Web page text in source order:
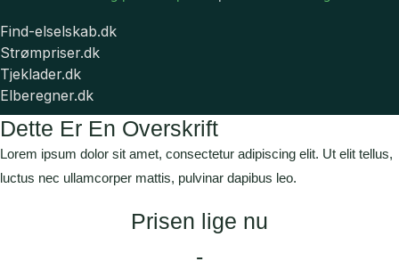
Find-elselskab.dk
Strømpriser.dk
Tjeklader.dk
Elberegner.dk
Dette Er En Overskrift
Lorem ipsum dolor sit amet, consectetur adipiscing elit. Ut elit tellus,
luctus nec ullamcorper mattis, pulvinar dapibus leo.
Prisen lige nu
-